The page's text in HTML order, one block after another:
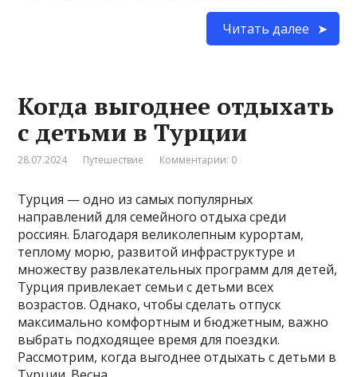
Читать далее
Когда выгоднее отдыхать
с детьми в Турции
28.07.2024 Путешествие Комментарии: 0
Турция — одно из самых популярных
направлений для семейного отдыха среди
россиян. Благодаря великолепным курортам,
теплому морю, развитой инфраструктуре и
множеству развлекательных программ для детей,
Турция привлекает семьи с детьми всех
возрастов. Однако, чтобы сделать отпуск
максимально комфортным и бюджетным, важно
выбрать подходящее время для поездки.
Рассмотрим, когда выгоднее отдыхать с детьми в